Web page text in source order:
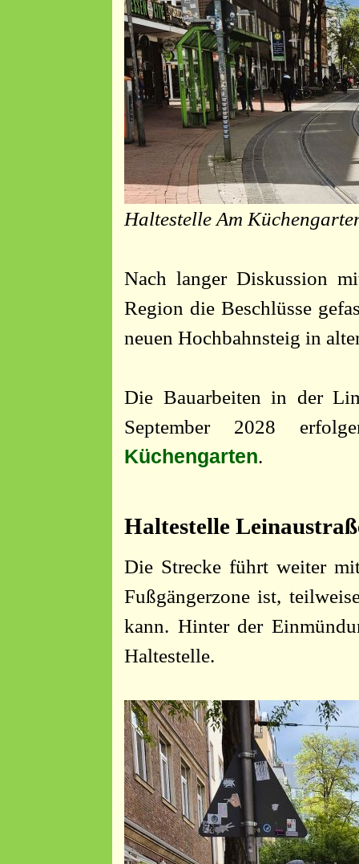
Haltestelle Am
Nach langer Diskussion
Region die Beschlüsse
neuen Hochbahnsteig in
Die Bauarbeiten in der
September 2028
Küchengarten.
Haltestelle
Die Strecke führt weiter
Fußgängerzone ist,
kann. Hinter der
Haltestelle.